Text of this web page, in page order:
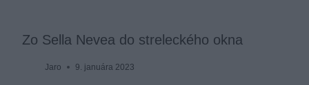
Zo Sella Nevea do streleckého okna
Jaro 9. januára 2023